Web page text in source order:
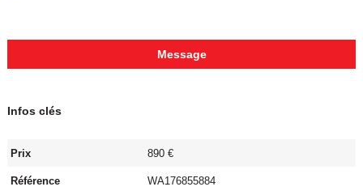
Message
Infos clés
Prix 890 €
Référence WA176855884